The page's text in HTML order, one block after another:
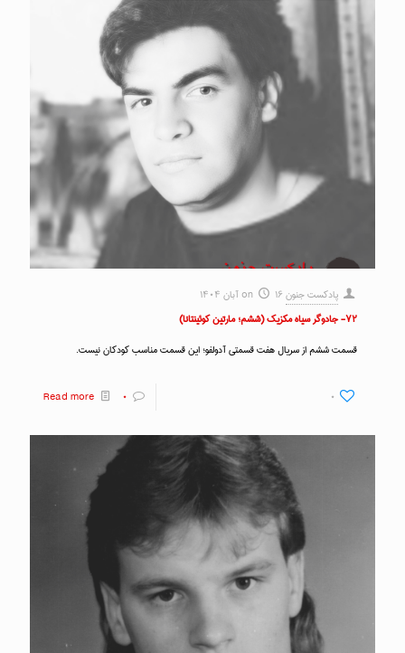
پادکست جنون on
۱۶ آبان ۱۴۰۴
۷۲- جادوگر سیاه مکزیک (ششم؛ مارتین کوئینتانا)
قسمت ششم از سریال هفت قسمتی آدولفو؛ این قسمت مناسب کودکان نیست.
۰ ۰ Read more